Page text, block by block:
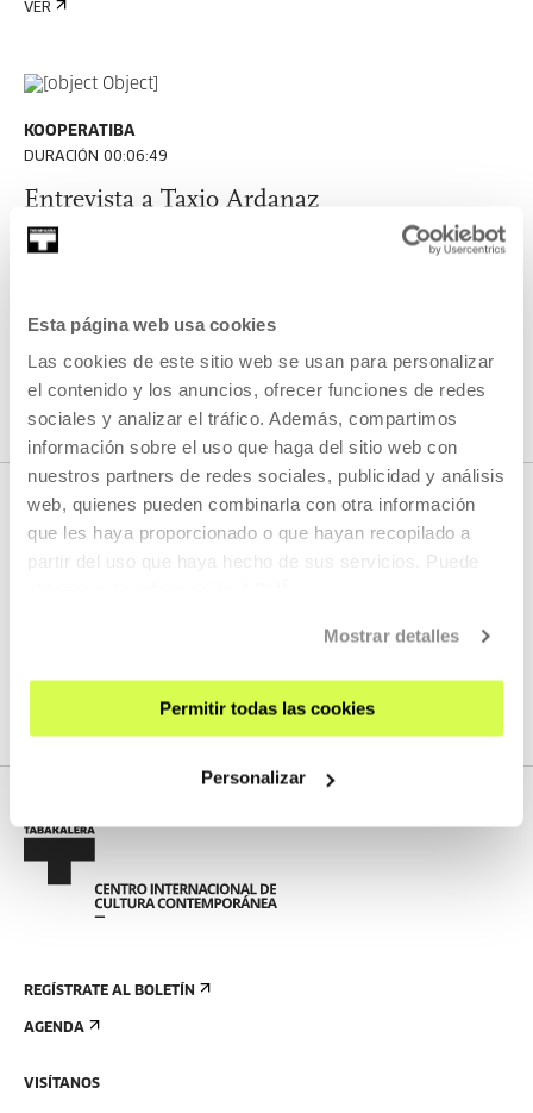
Esta página web usa cookies
Las cookies de este sitio web se usan para personalizar
el contenido y los anuncios, ofrecer funciones de redes
sociales y analizar el tráfico. Además, compartimos
información sobre el uso que haga del sitio web con
nuestros partners de redes sociales, publicidad y análisis
web, quienes pueden combinarla con otra información
que les haya proporcionado o que hayan recopilado a
partir del uso que haya hecho de sus servicios. Puede
Mostrar detalles
Permitir todas las cookies
Personalizar
VER
KOOPERATIBA
DURACIÓN 00:06:49
Entrevista a Taxio Ardanaz
TAXIO ARDANAZ
VER TODO EL CONTENIDO
PRÓXIMOS DIRECTOS
No tenemos programados nuevos streamings
VER TODA LA PROGRAMACIÓN
REGÍSTRATE AL BOLETÍN
AGENDA
VISÍTANOS